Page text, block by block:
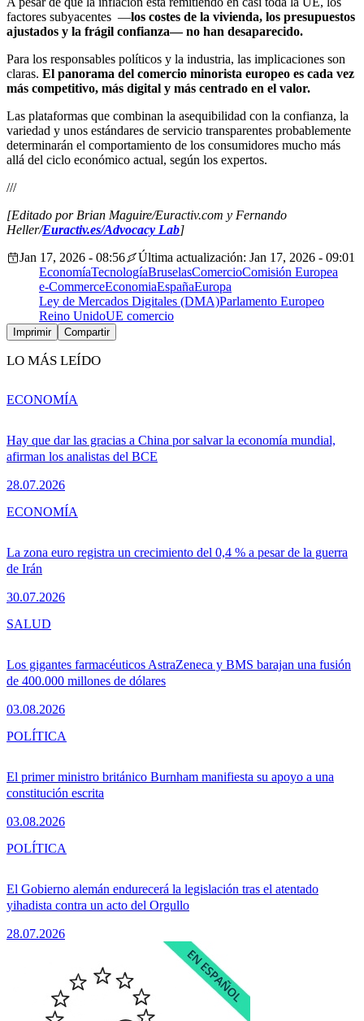
factores subyacentes —los costes de la vivienda, los presupuestos
ajustados y la frágil confianza— no han desaparecido.
Para los responsables políticos y la industria, las implicaciones son
claras. El panorama del comercio minorista europeo es cada vez
más competitivo, más digital y más centrado en el valor.
Las plataformas que combinan la asequibilidad con la confianza, la
variedad y unos estándares de servicio transparentes probablemente
determinarán el comportamiento de los consumidores mucho más
allá del ciclo económico actual, según los expertos.
///
[Editado por Brian Maguire/Euractiv.com y Fernando
Heller/Euractiv.es/Advocacy Lab]
Jan 17, 2026 - 08:56
Última actualización: Jan 17, 2026 - 09:01
EconomíaTecnologíaBruselasComercioComisión Europea
e-CommerceEconomiaEspañaEuropa
Ley de Mercados Digitales (DMA)Parlamento Europeo
Reino UnidoUE comercio
Imprimir Compartir
LO MÁS LEÍDO
Hay que dar las gracias a China por salvar la economía mundial,
afirman los analistas del BCE
28.07.2026
ECONOMÍA
La zona euro registra un crecimiento del 0,4 % a pesar de la guerra
de Irán
30.07.2026
ECONOMÍA
Los gigantes farmacéuticos AstraZeneca y BMS barajan una fusión
de 400.000 millones de dólares
03.08.2026
SALUD
El primer ministro británico Burnham manifiesta su apoyo a una
constitución escrita
03.08.2026
POLÍTICA
El Gobierno alemán endurecerá la legislación tras el atentado
yihadista contra un acto del Orgullo
28.07.2026
POLÍTICA